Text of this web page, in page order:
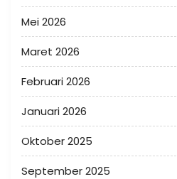
Mei 2026
Maret 2026
Februari 2026
Januari 2026
Oktober 2025
September 2025